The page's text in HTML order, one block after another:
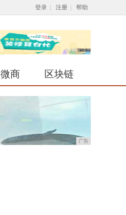
登录 注册 帮助
微商 区块链
广告